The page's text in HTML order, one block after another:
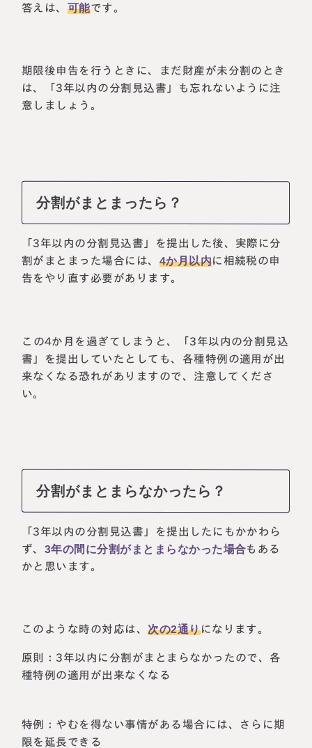
答えは、可能です。
期限後申告を行うときに、まだ財産が未分割のとき
は、「3年以内の分割見込書」も忘れないように注
意しましょう。
分割がまとまったら？
「3年以内の分割見込書」を提出した後、実際に分
割がまとまった場合には、4か月以内に相続税の申
告をやり直す必要があります。
この4か月を過ぎてしまうと、「3年以内の分割見込
書」を提出していたとしても、各種特例の適用が出
来なくなる恐れがありますので、注意してくださ
い。
分割がまとまらなかったら？
「3年以内の分割見込書」を提出したにもかかわら
ず、3年の間に分割がまとまらなかった場合もある
かと思います。
このような時の対応は、次の2通りになります。
原則：3年以内に分割がまとまらなかったので、各
種特例の適用が出来なくなる
特例：やむを得ない事情がある場合には、さらに期
限を延長できる